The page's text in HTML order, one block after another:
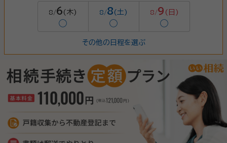
8/6 (木)
◯
8/8(土)
◯
8/9 (日)
◯
その他の日程を選ぶ